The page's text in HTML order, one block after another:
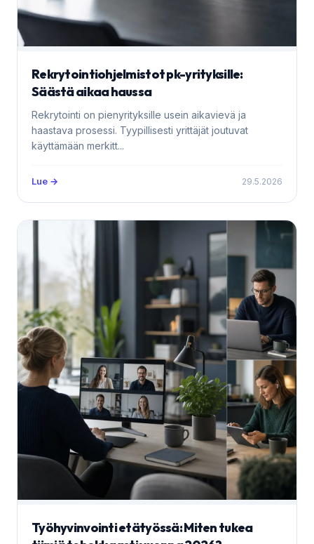
Rekrytointiohjelmistot pk-yrityksille:
Säästä aikaa haussa
Rekrytointi on pienyrityksille usein aikavievä ja
haastava prosessi. Tyypillisesti yrittäjät joutuvat
käyttämään merkitt...
Lue → 29.5.2026
Työhyvinvointi etätyössä: Miten tukea